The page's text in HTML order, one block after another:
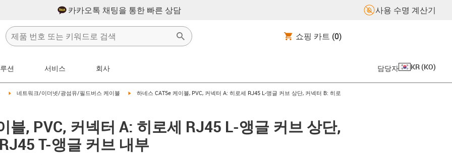
카카오톡 채팅을 통한 빠른 상담 사용 수명 계산기
쇼핑 카트 (0)
션 서비스 회사 담당자 KR (KO)
igus-icon-arrow-right
네트워크/이더넷/광섬유/필드버스 케이블 igus-icon-arrow-right
하네스 CAT5e 케이블, PVC, 커넥터 A: 히로세 RJ45 L-앵글 커브 상단, 커넥터 B: 히로
블, PVC, 커넥터 A: 히로세 RJ45 L-앵글 커브 상단,
T-앵글 커브 내부